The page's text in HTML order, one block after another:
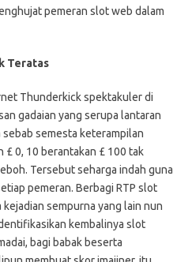
pemeran slot web dalam
Teratas
Thunderkick spektakuler di
gadaian yang serupa lantaran
semesta keterampilan
£ 0, 10 berantakan £ 100 tak
Tersebut seharga indah guna
pemeran. Berbagi RTP slot
sempurna yang lain nun
kembalinya slot
bagi babak beserta